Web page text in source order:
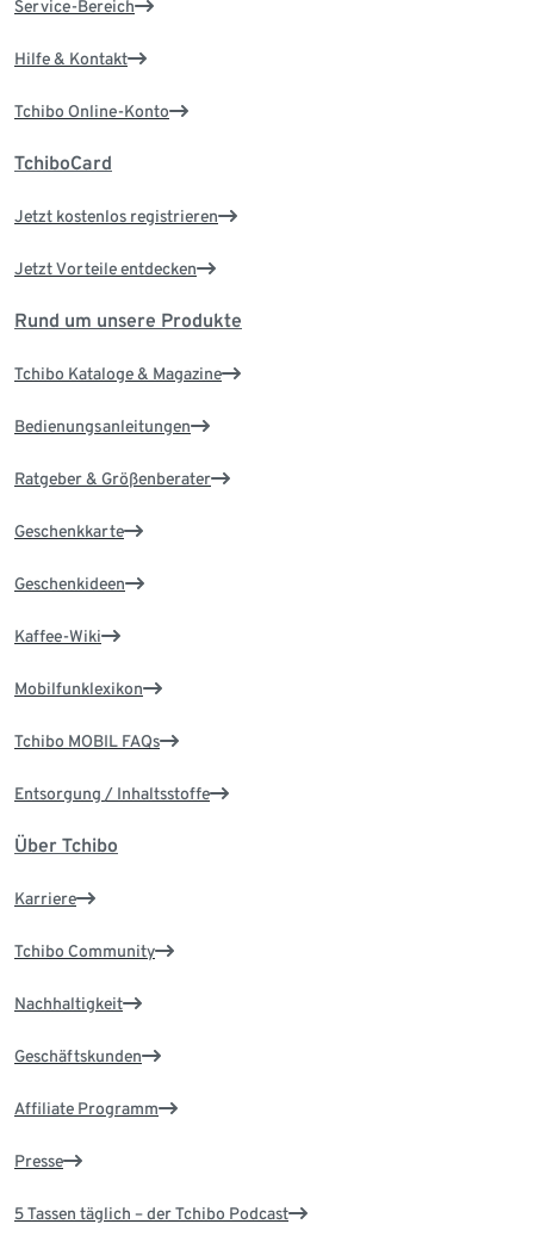
Service-Bereich
Hilfe & Kontakt
Tchibo Online-Konto
TchiboCard
Jetzt kostenlos registrieren
Jetzt Vorteile entdecken
Rund um unsere Produkte
Tchibo Kataloge & Magazine
Bedienungsanleitungen
Ratgeber & Größenberater
Geschenkkarte
Geschenkideen
Kaffee-Wiki
Mobilfunklexikon
Tchibo MOBIL FAQs
Entsorgung / Inhaltsstoffe
Über Tchibo
Karriere
Tchibo Community
Nachhaltigkeit
Geschäftskunden
Affiliate Programm
Presse
5 Tassen täglich – der Tchibo Podcast